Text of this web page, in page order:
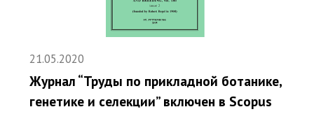
21.05.2020
Журнал “Труды по прикладной ботанике,
генетике и селекции” включен в Scopus